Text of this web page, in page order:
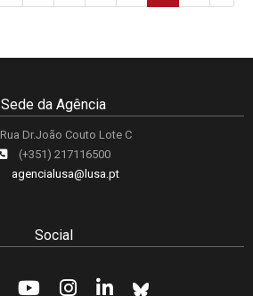
Sede da Agência
Rua Dr.João Couto Lote C
(+351) 217116500
agencialusa@lusa.pt
Social